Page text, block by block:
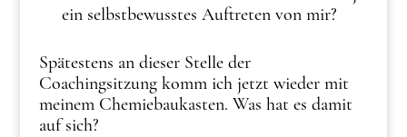
ein selbstbewusstes Auftreten von mir?
Spätestens an dieser Stelle der
Coachingsitzung komm ich jetzt wieder mit
meinem Chemiebaukasten. Was hat es damit
auf sich?